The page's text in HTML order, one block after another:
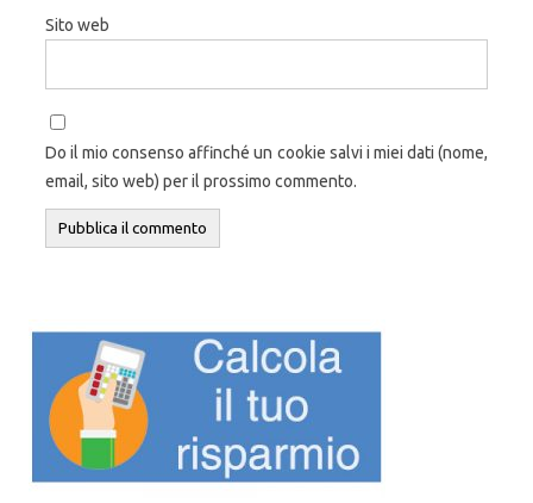
Sito web
Do il mio consenso affinché un cookie salvi i miei dati (nome,
email, sito web) per il prossimo commento.